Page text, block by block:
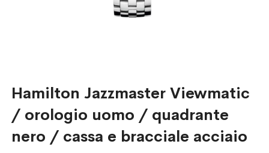
Hamilton Jazzmaster Viewmatic
/ orologio uomo / quadrante
nero / cassa e bracciale acciaio